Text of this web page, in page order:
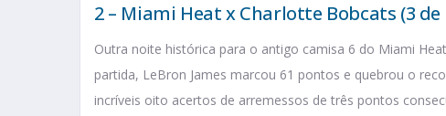
2 – Miami Heat x Charlotte Bobcats (3 de
Outra noite histórica para o antigo camisa 6 do Miami
partida, LeBron James marcou 61 pontos e quebrou o
incríveis oito acertos de arremessos de três pontos